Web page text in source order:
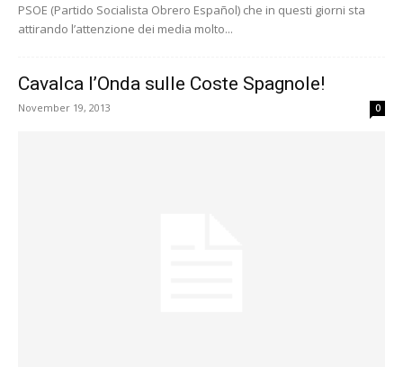
PSOE (Partido Socialista Obrero Español) che in questi giorni sta
attirando l’attenzione dei media molto...
Cavalca l’Onda sulle Coste Spagnole!
November 19, 2013 0